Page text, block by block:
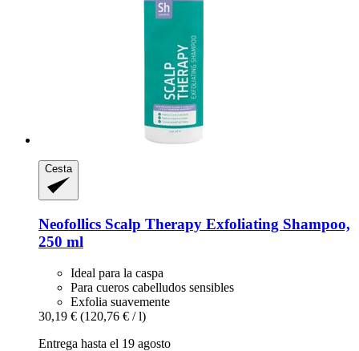
Cesta
Neofollics Scalp Therapy Exfoliating Shampoo,
250 ml
Ideal para la caspa
Para cueros cabelludos sensibles
Exfolia suavemente
30,19 € (120,76 € / l)
Entrega hasta el 19 agosto